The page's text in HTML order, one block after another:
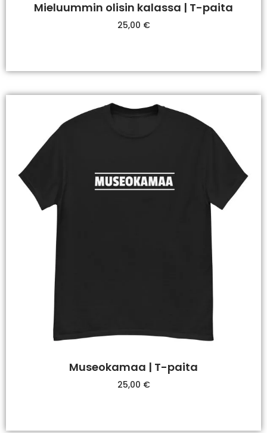
Mieluummin olisin kalassa | T-paita
25,00 €
Museokamaa | T-paita
25,00 €